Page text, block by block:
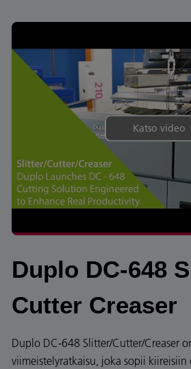
Duplo DC-648
Cutter Creaser
Duplo DC-648 Slitter/Cutter/Creaser
viimeistelyratkaisu, joka sopii
Katso video